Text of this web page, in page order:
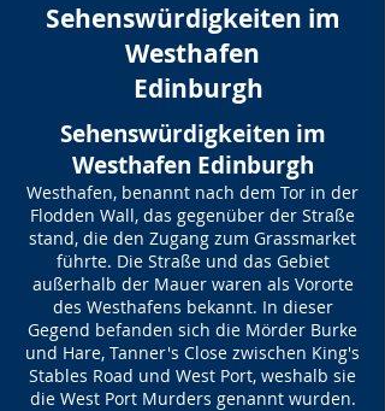
Sehenswürdigkeiten im
Westhafen
Edinburgh
Sehenswürdigkeiten im
Westhafen Edinburgh
Westhafen, benannt nach dem Tor in der
Flodden Wall, das gegenüber der Straße
stand, die den Zugang zum Grassmarket
führte. Die Straße und das Gebiet
außerhalb der Mauer waren als Vororte
des Westhafens bekannt. In dieser
Gegend befanden sich die Mörder Burke
und Hare, Tanner's Close zwischen King's
Stables Road und West Port, weshalb sie
die West Port Murders genannt wurden.